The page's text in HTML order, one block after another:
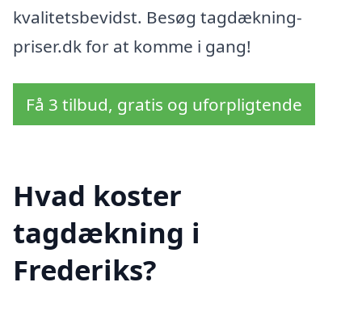
kvalitetsbevidst. Besøg tagdækning-
priser.dk for at komme i gang!
Få 3 tilbud, gratis og uforpligtende
Hvad koster
tagdækning i
Frederiks?